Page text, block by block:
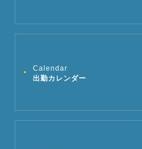
Calendar
出勤カレンダー